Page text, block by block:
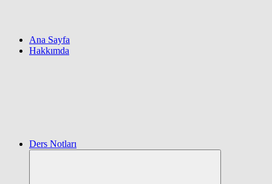
Ana Sayfa
Hakkımda
Ders Notları